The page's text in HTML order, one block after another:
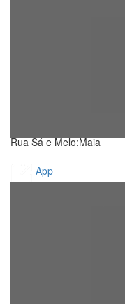
Rua Sá e Melo;Maia
App